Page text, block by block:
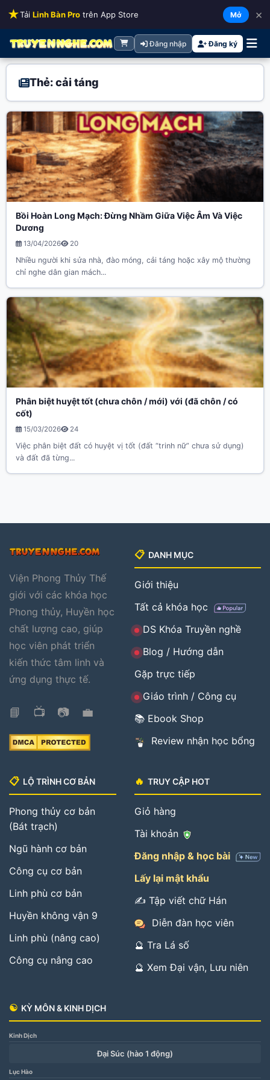
★Tải Linh Bàn Pro trên App Store Mở ×
Đăng nhập Đăng ký
Thẻ: cải táng
Bồi Hoàn Long Mạch: Đừng Nhầm Giữa Việc Âm Và Việc
Dương
13/04/2026 20
Nhiều người khi sửa nhà, đào móng, cải táng hoặc xây mộ thường
chỉ nghe dân gian mách...
Phân biệt huyệt tốt (chưa chôn / mới) với (đã chôn / có
cốt)
15/03/2026 24
Việc phân biệt đất có huyệt vị tốt (đất “trinh nữ” chưa sử dụng)
và đất đã từng...
Viện Phong Thủy Thế
giới với các khóa học
Phong thủy, Huyền học
chất lượng cao, giúp
học viên phát triển
kiến thức tâm linh và
ứng dụng thực tế.
📘 📺 📷 💼
📋 DANH MỤC
Giới thiệu
Tất cả khóa học
DS Khóa Truyền nghề
Blog / Hướng dẫn
Gặp trực tiếp
Giáo trình / Công cụ
📚 Ebook Shop
Review nhận học bổng
📋 LỘ TRÌNH CƠ BẢN
Phong thủy cơ bản
(Bát trạch)
Ngũ hành cơ bản
Công cụ cơ bản
Linh phù cơ bản
Huyền không vận 9
Linh phù (nâng cao)
Công cụ nâng cao
🔥 TRUY CẬP HOT
Giỏ hàng
Tài khoản
Đăng nhập & học bài
Lấy lại mật khẩu
✍️ Tập viết chữ Hán
Diễn đàn học viên
🔮 Tra Lá số
🔮 Xem Đại vận, Lưu niên
☯ KỲ MÔN & KINH DỊCH
Kinh Dịch
Đại Súc (hào 1 động)
Lục Hào